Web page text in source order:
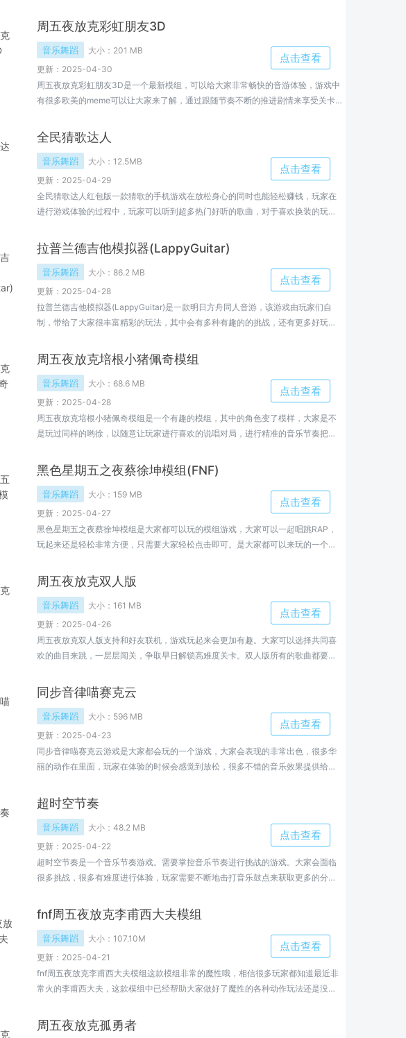
吧!!!，小编在这提供最新安装包供大家下载，快来本站下载吧！
周五夜放克彩虹朋友3D
音乐舞蹈 大小： 201 MB
更新：2025-04-30
点击查看
周五夜放克彩虹朋友3D是一个最新模组，可以给大家非常畅快的音游体验，游戏中
有很多欧美的meme可以让大家来了解，通过跟随节奏不断的推进剧情来享受关卡
全民猜歌达人
音乐舞蹈 大小： 12.5MB
更新：2025-04-29
点击查看
全民猜歌达人红包版一款猜歌的手机游戏在放松身心的同时也能轻松赚钱，玩家在
进行游戏体验的过程中，玩家可以听到超多热门好听的歌曲，对于喜欢换装的玩家
你的角色打扮的漂漂亮亮。
拉普兰德吉他模拟器(LappyGuitar)
音乐舞蹈 大小： 86.2 MB
更新：2025-04-28
点击查看
拉普兰德吉他模拟器(LappyGuitar)是一款明日方舟同人音游，该游戏由玩家们自
制，带给了大家很丰富精彩的玩法，其中会有多种有趣的的挑战，还有更多好玩的
周五夜放克培根小猪佩奇模组
音乐舞蹈 大小： 68.6 MB
更新：2025-04-28
点击查看
周五夜放克培根小猪佩奇模组是一个有趣的模组，其中的角色变了模样，大家是不
是玩过同样的哟徐，以随意让玩家进行喜欢的说唱对局，进行精准的音乐节奏把控
黑色星期五之夜蔡徐坤模组(FNF)
音乐舞蹈 大小： 159 MB
更新：2025-04-27
点击查看
黑色星期五之夜蔡徐坤模组是大家都可以玩的模组游戏，大家可以一起唱跳RAP，
玩起来还是轻松非常方便，只需要大家轻松点击即可。是大家都可以来玩的一个游
周五夜放克双人版
音乐舞蹈 大小： 161 MB
更新：2025-04-26
点击查看
周五夜放克双人版支持和好友联机，游戏玩起来会更加有趣。大家可以选择共同喜
欢的曲目来跳，一层层闯关，争取早日解锁高难度关卡。双人版所有的歌曲都要比
同步音律喵赛克云
音乐舞蹈 大小： 596 MB
更新：2025-04-23
点击查看
同步音律喵赛克云游戏是大家都会玩的一个游戏，大家会表现的非常出色，很多华
丽的动作在里面，玩家在体验的时候会感觉到放松，很多不错的音乐效果提供给大
超时空节奏
音乐舞蹈 大小： 48.2 MB
更新：2025-04-22
点击查看
超时空节奏是一个音乐节奏游戏。需要掌控音乐节奏进行挑战的游戏。大家会面临
很多挑战，很多有难度进行体验，玩家需要不断地击打音乐鼓点来获取更多的分
fnf周五夜放克李甫西大夫模组
音乐舞蹈 大小： 107.10M
更新：2025-04-21
点击查看
fnf周五夜放克李甫西大夫模组这款模组非常的魔性哦，相信很多玩家都知道最近非
常火的李甫西大夫，这款模组中已经帮助大家做好了魔性的各种动作玩法还是没有
周五夜放克孤勇者